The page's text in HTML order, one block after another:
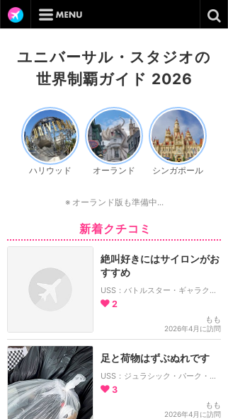
ユニバーサル・スタジオの
世界制覇ガイド 2026
ハリウッド オーランド シンガポール
※ オーランド版も準備中...
新着クチコミ
絶叫好きにはサイロンがお
すすめ
USS：バトルスター・ギャラクティカ：サイロン
2
もも
2026年4月に訪問
足と荷物はずぶぬれです
USS：ジュラシック・パーク・ラピッド・アドベンチャー
3
もも
2026年4月に訪問